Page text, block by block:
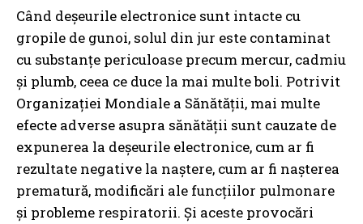
Când deșeurile electronice sunt intacte cu
gropile de gunoi, solul din jur este contaminat
cu substanțe periculoase precum mercur, cadmiu
și plumb, ceea ce duce la mai multe boli. Potrivit
Organizației Mondiale a Sănătății, mai multe
efecte adverse asupra sănătății sunt cauzate de
expunerea la deșeurile electronice, cum ar fi
rezultate negative la naștere, cum ar fi nașterea
prematură, modificări ale funcțiilor pulmonare
și probleme respiratorii. Și aceste provocări